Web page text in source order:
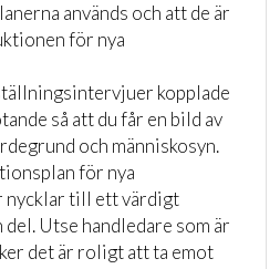
används och att de är
för nya
kopplade
så att du får en bild av
och människosyn.
för nya
nycklar till ett värdigt
del. Utse handledare som är
det är roligt att ta emot